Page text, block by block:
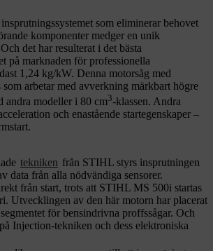
som eliminerar behovet
komponenter medger en unik
det har resulterat i det bästa
på marknaden för professionella
1,24 kg/kW. Denna motorsåg med
arbetar med avverkning märkbart högre
andra modeller i 80 cm3-klassen. Andra
och enastående startegenskaper –
tekniken från STIHL styrs insprutningen
data från alla nödvändiga sensorer.
från start, trots att STIHL MS 500i startas
Utvecklingen av den här motorn har placerat
för bensindrivna proffssågar. Och
Injection-tekniken och dess elektroniska